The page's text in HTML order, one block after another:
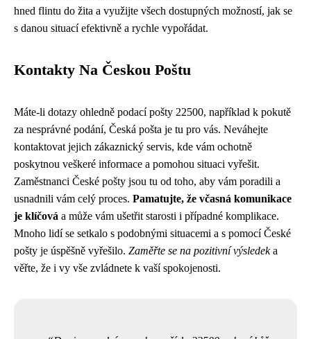
hned flintu do žita a využijte všech dostupných možností, jak se
s danou situací efektivně a rychle vypořádat.
Kontakty Na Českou Poštu
Máte-li dotazy ohledně podací pošty 22500, například k pokutě
za nesprávné podání, Česká pošta je tu pro vás. Neváhejte
kontaktovat jejich zákaznický servis, kde vám ochotně
poskytnou veškeré informace a pomohou situaci vyřešit.
Zaměstnanci České pošty jsou tu od toho, aby vám poradili a
usnadnili vám celý proces. Pamatujte, že včasná komunikace
je klíčová a může vám ušetřit starosti i případné komplikace.
Mnoho lidí se setkalo s podobnými situacemi a s pomocí České
pošty je úspěšně vyřešilo. Zaměřte se na pozitivní výsledeka
věřte, že i vy vše zvládnete k vaší spokojenosti.